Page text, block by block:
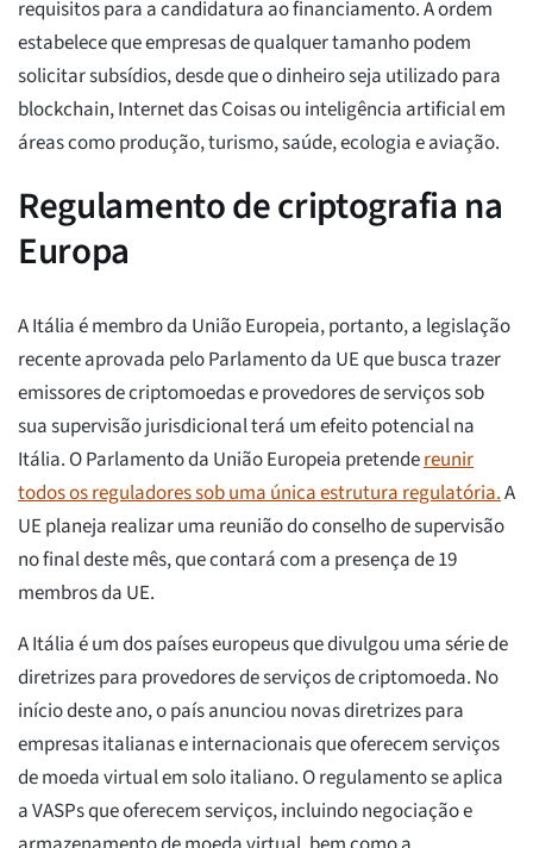
requisitos para a candidatura ao financiamento. A ordem
estabelece que empresas de qualquer tamanho podem
solicitar subsídios, desde que o dinheiro seja utilizado para
blockchain, Internet das Coisas ou inteligência artificial em
áreas como produção, turismo, saúde, ecologia e aviação.
Regulamento de criptografia na
Europa
A Itália é membro da União Europeia, portanto, a legislação
recente aprovada pelo Parlamento da UE que busca trazer
emissores de criptomoedas e provedores de serviços sob
sua supervisão jurisdicional terá um efeito potencial na
Itália. O Parlamento da União Europeia pretendereunir
todos os reguladores sob uma única estrutura regulatória.A
UE planeja realizar uma reunião do conselho de supervisão
no final deste mês, que contará com a presença de 19
membros da UE.
A Itália é um dos países europeus que divulgou uma série de
diretrizes para provedores de serviços de criptomoeda. No
início deste ano, o país anunciou novas diretrizes para
empresas italianas e internacionais que oferecem serviços
de moeda virtual em solo italiano. O regulamento se aplica
a VASPs que oferecem serviços, incluindo negociação e